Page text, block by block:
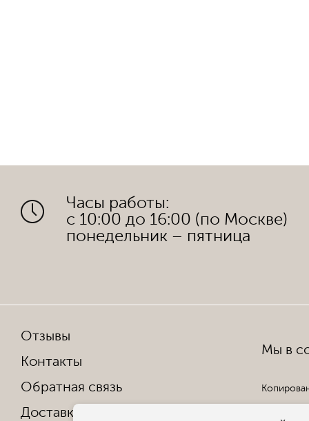
Часы работы:
с 10:00 до 16:00 (по Москве)
понедельник – пятница
Отзывы
Контакты
Обратная связь
Доставка и оплата
Мы в